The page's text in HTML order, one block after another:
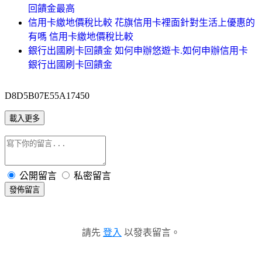
回饋金最高
信用卡繳地價稅比較 花旗信用卡裡面針對生活上優惠的
有嗎 信用卡繳地價稅比較
銀行出國刷卡回饋金 如何申辦悠遊卡.如何申辦信用卡
銀行出國刷卡回饋金
D8D5B07E55A17450
載入更多
公開留言 私密留言
發佈留言
請先 登入 以發表留言。